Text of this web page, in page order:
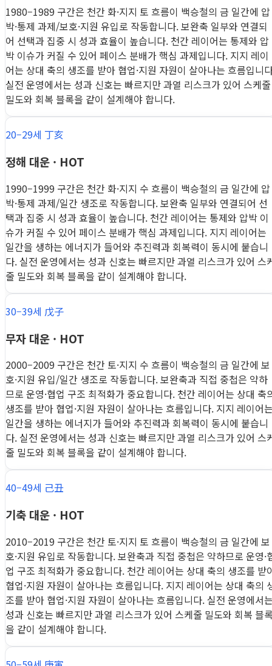
1980–1989 구간은 천간 화·지지 토 흐름이 백승철의 금 일간에 압
박·통제 과제/보호·지원 유입로 작동합니다. 보완축 일부와 연결되
어 선택과 집중 시 성과 효율이 높습니다. 천간 레이어는 통제와 압
박 이슈가 커질 수 있어 페이스 분배가 핵심 과제입니다. 지지 레이
어는 상대 축의 생조를 받아 협업·지원 자원이 살아나는 흐름입니
실전 운영에서는 성과 신호는 빠르지만 과열 리스크가 있어 스케줄
밀도와 회복 블록을 같이 설계해야 합니다.
20–29세 丁亥
정해 대운 · HOT
1990–1999 구간은 천간 화·지지 수 흐름이 백승철의 금 일간에 압
박·통제 과제/일간 생조로 작동합니다. 보완축 일부와 연결되어 선
택과 집중 시 성과 효율이 높습니다. 천간 레이어는 통제와 압박 이
슈가 커질 수 있어 페이스 분배가 핵심 과제입니다. 지지 레이어는
일간을 생하는 에너지가 들어와 추진력과 회복력이 동시에 붙습니
다. 실전 운영에서는 성과 신호는 빠르지만 과열 리스크가 있어 스
줄 밀도와 회복 블록을 같이 설계해야 합니다.
30–39세 戊子
무자 대운 · HOT
2000–2009 구간은 천간 토·지지 수 흐름이 백승철의 금 일간에 보
호·지원 유입/일간 생조로 작동합니다. 보완축과 직접 중첩은 약하
므로 운영·협업 구조 최적화가 중요합니다. 천간 레이어는 상대 축
생조를 받아 협업·지원 자원이 살아나는 흐름입니다. 지지 레이어
일간을 생하는 에너지가 들어와 추진력과 회복력이 동시에 붙습니
다. 실전 운영에서는 성과 신호는 빠르지만 과열 리스크가 있어 스
줄 밀도와 회복 블록을 같이 설계해야 합니다.
40–49세 己丑
기축 대운 · HOT
2010–2019 구간은 천간 토·지지 토 흐름이 백승철의 금 일간에 보
호·지원 유입로 작동합니다. 보완축과 직접 중첩은 약하므로 운영·
업 구조 최적화가 중요합니다. 천간 레이어는 상대 축의 생조를 받
협업·지원 자원이 살아나는 흐름입니다. 지지 레이어는 상대 축의
조를 받아 협업·지원 자원이 살아나는 흐름입니다. 실전 운영에서
성과 신호는 빠르지만 과열 리스크가 있어 스케줄 밀도와 회복 블
을 같이 설계해야 합니다.